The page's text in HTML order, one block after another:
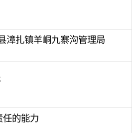
漳扎镇羊峒九寨沟管理局
任的能力